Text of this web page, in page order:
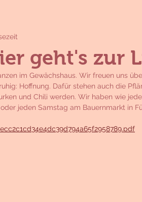
geht's zur
im Gewächshaus. Wir freuen uns
Hoffnung. Dafür stehen auch die
und Chili werden. Wir haben wie
jeden Samstag am Bauernmarkt in